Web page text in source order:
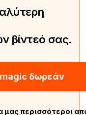
βίντεό σας.
δωρεάν
μας περισσότεροι